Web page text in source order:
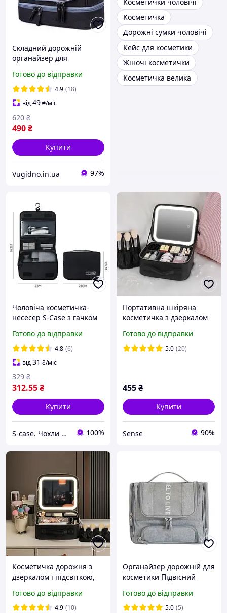
Складний дорожній
органайзер для
Чорний
Готово до відправки
4.9 (18)
від49₴/міс
490₴
620 ₴
Купити
Vugidno.in.ua 97%
Косметичка
Дорожні сумки чоловічі
Кейс для косметики
Жіночі косметички
Косметичка велика
Чоловіча косметичка-
несесер S-Case з гачком
дорожній органайзер для
подорожей та відряджень
(чорний)
Готово до відправки
4.8 (6)
від31 ₴/міс
312.55₴
329 ₴
Купити
S-case. Чохли для улюблених речей 100%
Портативна шкіряна
косметичка з дзеркалом
26x23x11 см Black SN27
Готово до відправки
5.0 (20)
455₴
Купити
Sense 90%
Косметичка дорожня з
дзеркалом і підсвіткою,
косметики на блискавці,
б'юті-кейс
Готово до відправки
4.9 (10)
Органайзер дорожній для
косметики Підвісний
Готово до відправки
5.0 (5)